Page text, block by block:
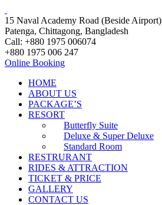
15 Naval Academy Road (Beside Airport)
Patenga, Chittagong, Bangladesh
Call: +880 1975 006074
+880 1975 006 247
Online Booking
HOME
ABOUT US
PACKAGE’S
RESORT
Butterfly Suite
Deluxe & Super Deluxe
Standard Room
RESTRURANT
RIDES & ATTRACTION
TICKET & PRICE
GALLERY
CONTACT US